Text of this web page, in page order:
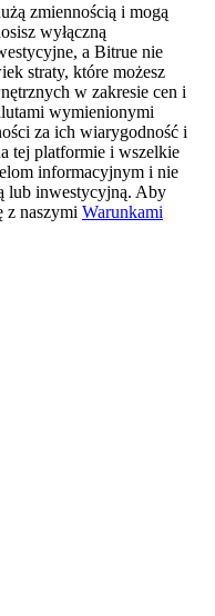
USDT
Bonus
zmiennością i mogą
wyłączną
a Bitrue nie
straty, które możesz
w zakresie cen i
wymienionymi
za ich wiarygodność i
tej platformie i wszelkie
informacyjnym i nie
lub inwestycyjną. Aby
z naszymi Warunkami